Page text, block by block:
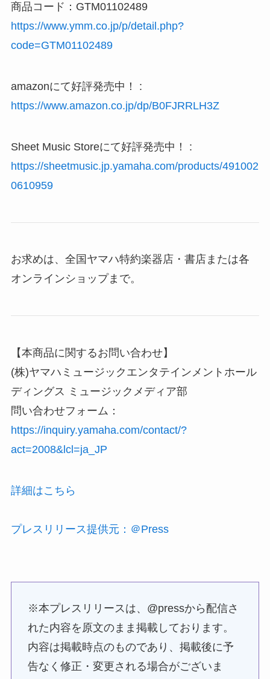
商品コード：GTM01102489
https://www.ymm.co.jp/p/detail.php?
code=GTM01102489
amazonにて好評発売中！ :
https://www.amazon.co.jp/dp/B0FJRRLH3Z
Sheet Music Storeにて好評発売中！ :
https://sheetmusic.jp.yamaha.com/products/491002
0610959
お求めは、全国ヤマハ特約楽器店・書店または各
オンラインショップまで。
【本商品に関するお問い合わせ】
(株)ヤマハミュージックエンタテインメントホール
ディングス ミュージックメディア部
問い合わせフォーム：
https://inquiry.yamaha.com/contact/?
act=2008&lcl=ja_JP
詳細はこちら
プレスリリース提供元：＠Press
※本プレスリリースは、@pressから配信さ
れた内容を原文のまま掲載しております。
内容は掲載時点のものであり、掲載後に予
告なく修正・変更される場合がございま